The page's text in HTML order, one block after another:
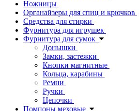
Ножницы
Органайзеры для спиц и крючков
Средства для стирки
Фурнитура для игрушек
Фурнитура для сумок
Донышки
Замки, застежки
Кнопки магнитные
Кольца, карабины
Ремни
Ручки
Цепочки
Помпоны меховые